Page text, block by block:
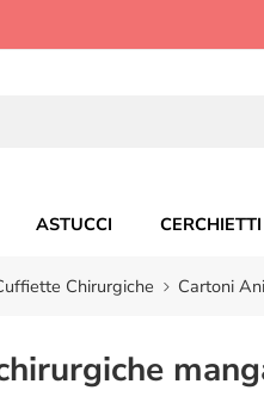
ASTUCCI CERCHIETTI
Chirurgiche Cartoni